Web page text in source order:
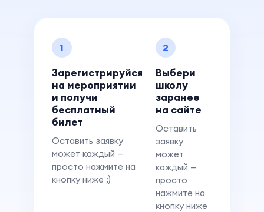
1
Зарегистрируйся
на мероприятии
и получи
бесплатный
билет
Оставить заявку
может каждый —
просто нажмите на
кнопку ниже ;)
2
Выбери
школу
заранее
на сайте
Оставить
заявку
может
каждый —
просто
нажмите на
кнопку ниже